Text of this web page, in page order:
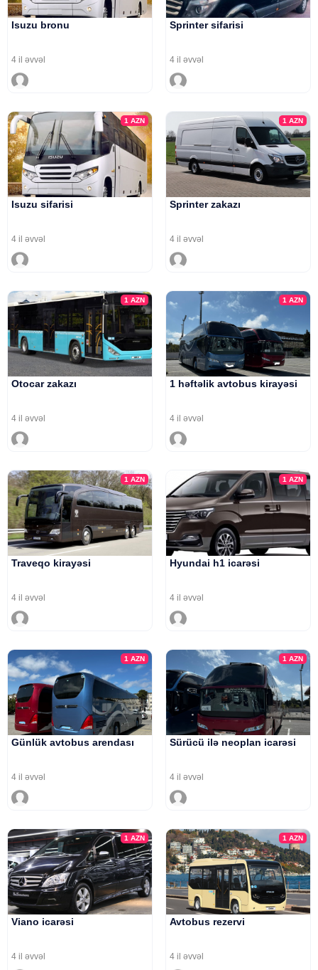
Isuzu bronu
4 il əvvəl
Sprinter sifarisi
4 il əvvəl
1AZN
Isuzu sifarisi
4 il əvvəl
1 AZN
Sprinter zakazı
4 il əvvəl
1AZN
Otocar zakazı
4 il əvvəl
1 AZN
1 həftəlik avtobus kirayəsi
4 il əvvəl
1AZN
Traveqo kirayəsi
4 il əvvəl
1 AZN
Hyundai h1 icarəsi
4 il əvvəl
1AZN
Günlük avtobus arendası
4 il əvvəl
1 AZN
Sürücü ilə neoplan icarəsi
4 il əvvəl
1AZN
Viano icarəsi
4 il əvvəl
1 AZN
Avtobus rezervi
4 il əvvəl